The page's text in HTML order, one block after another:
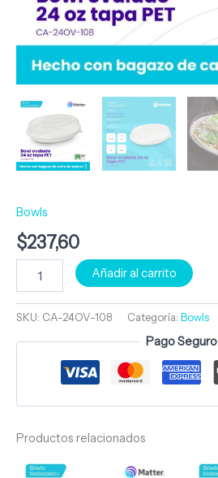
Bowls
$237,60
Añadir al carrito
SKU: CA-24OV-108 Categoría: Bowls
Pago Seguro
Productos relacionados